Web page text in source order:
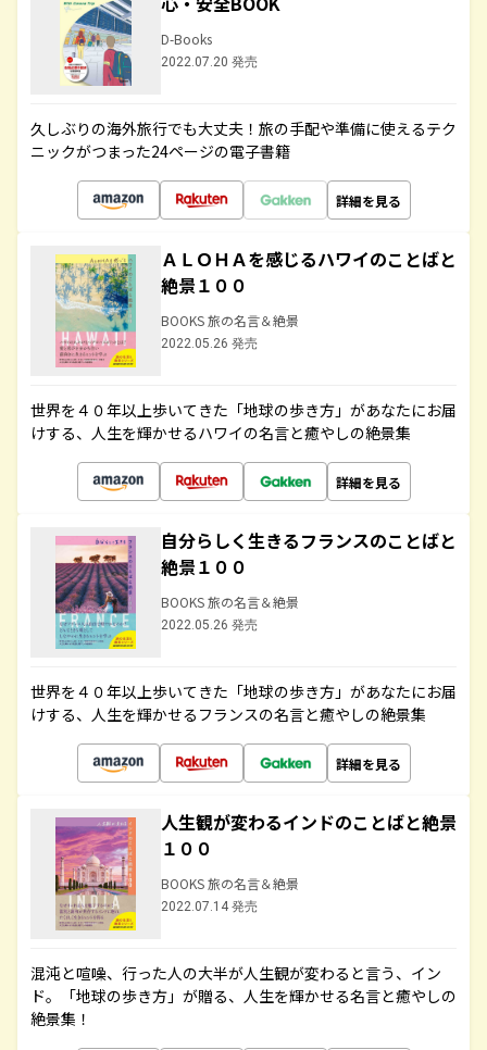
D-Books
2022.07.20 発売
久しぶりの海外旅行でも大丈夫！旅の手配や準備に使えるテク
ニックがつまった24ページの電子書籍
詳細を見る
ＡＬＯＨＡを感じるハワイのことばと
絶景１００
BOOKS 旅の名言＆絶景
2022.05.26 発売
世界を４０年以上歩いてきた「地球の歩き方」があなたにお届
けする、人生を輝かせるハワイの名言と癒やしの絶景集
詳細を見る
自分らしく生きるフランスのことばと
絶景１００
BOOKS 旅の名言＆絶景
2022.05.26 発売
世界を４０年以上歩いてきた「地球の歩き方」があなたにお届
けする、人生を輝かせるフランスの名言と癒やしの絶景集
詳細を見る
人生観が変わるインドのことばと絶景
１００
BOOKS 旅の名言＆絶景
2022.07.14 発売
混沌と喧噪、行った人の大半が人生観が変わると言う、イン
ド。「地球の歩き方」が贈る、人生を輝かせる名言と癒やしの
絶景集！